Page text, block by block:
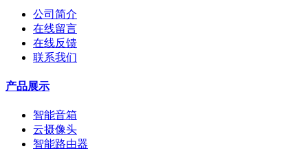
公司简介
在线留言
在线反馈
联系我们
产品展示
智能音箱
云摄像头
智能路由器